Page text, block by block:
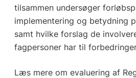
tilsammen undersøger
implementering og betydning
samt hvilke forslag de
fagpersoner har til
Læs mere om evaluering af